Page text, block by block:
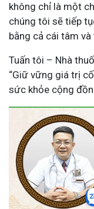
không chỉ là một
chúng tôi sẽ tiếp
bằng cả cái tâm và
Tuấn tôi – Nhà
“Giữ vững giá trị
sức khỏe cộng